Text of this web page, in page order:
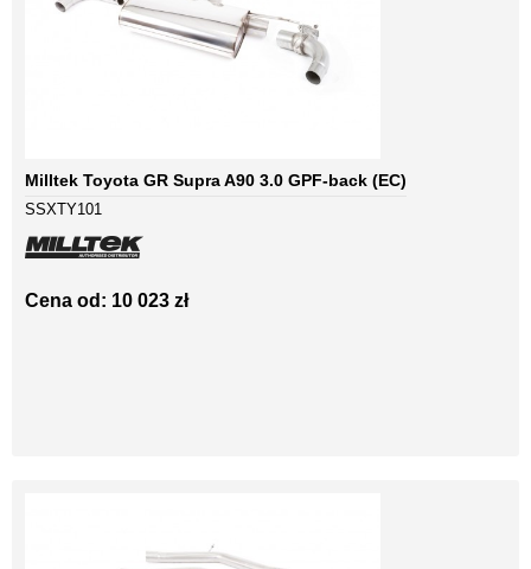
Milltek Toyota GR Supra A90 3.0 GPF-back (EC)
SSXTY101
Cena od: 10 023 zł